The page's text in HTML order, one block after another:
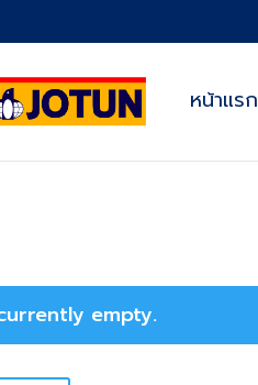
หน้าแรก
empty.